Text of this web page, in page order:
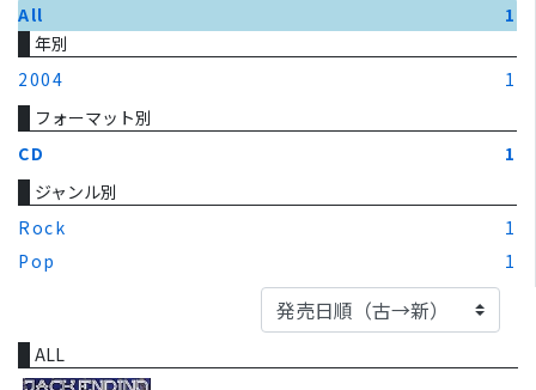
All
1
年別
2004
1
フォーマット別
CD
1
ジャンル別
Rock
1
Pop
1
ALL